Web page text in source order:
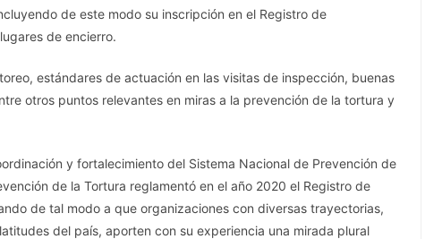
de este modo su inscripción en el Registro de
de encierro.
estándares de actuación en las visitas de inspección, buenas
otros puntos relevantes en miras a la prevención de la tortura y
y fortalecimiento del Sistema Nacional de Prevención de
de la Tortura reglamentó en el año 2020 el Registro de
de tal modo a que organizaciones con diversas trayectorias,
del país, aporten con su experiencia una mirada plural